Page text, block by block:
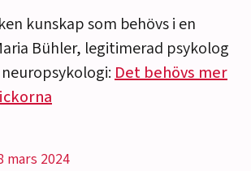
kunskap som behövs i en
Bühler, legitimerad psykolog
Det behövs mer
mars 2024